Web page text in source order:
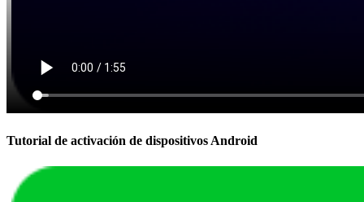
Tutorial de activación de dispositivos Android